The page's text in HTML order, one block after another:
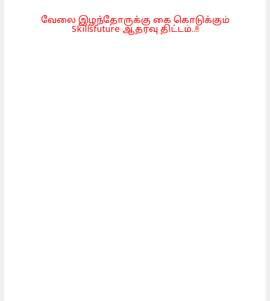
வேலை இழந்தோருக்கு கை கொடுக்கும்
Skillsfuture ஆதரவு திட்டம்..!!